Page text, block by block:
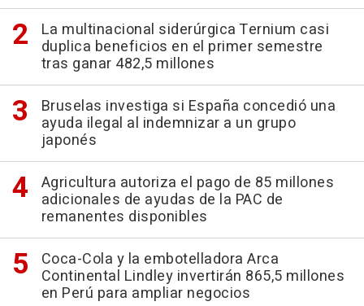
La multinacional siderúrgica Ternium casi
duplica beneficios en el primer semestre
tras ganar 482,5 millones
Bruselas investiga si España concedió una
ayuda ilegal al indemnizar a un grupo
japonés
Agricultura autoriza el pago de 85 millones
adicionales de ayudas de la PAC de
remanentes disponibles
Coca-Cola y la embotelladora Arca
Continental Lindley invertirán 865,5 millones
en Perú para ampliar negocios